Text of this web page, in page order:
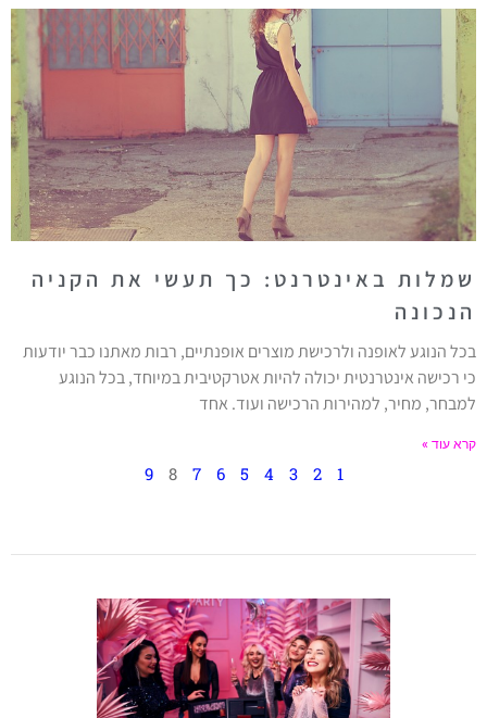
שמלות באינטרנט: כך תעשי את הקניה
הנכונה
בכל הנוגע לאופנה ולרכישת מוצרים אופנתיים, רבות מאתנו כבר יודעות
כי רכישה אינטרנטית יכולה להיות אטרקטיבית במיוחד, בכל הנוגע
למבחר, מחיר, למהירות הרכישה ועוד. אחד
קרא עוד »
1
2
3
4
5
6
7
8
9